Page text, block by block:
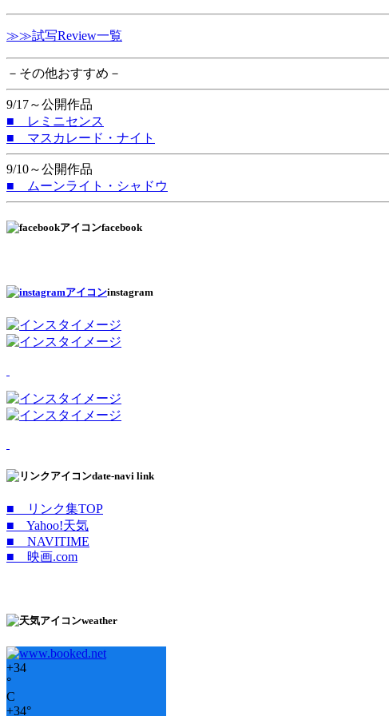
≫≫試写Review一覧
－その他おすすめ－
9/17～公開作品
■ レミニセンス
■ マスカレード・ナイト
9/10～公開作品
■ ムーンライト・シャドウ
facebook
instagram
date-navi link
■ リンク集TOP
■ Yahoo!天気
■ NAVITIME
■ 映画.com
weather
+34
°
C
+34°